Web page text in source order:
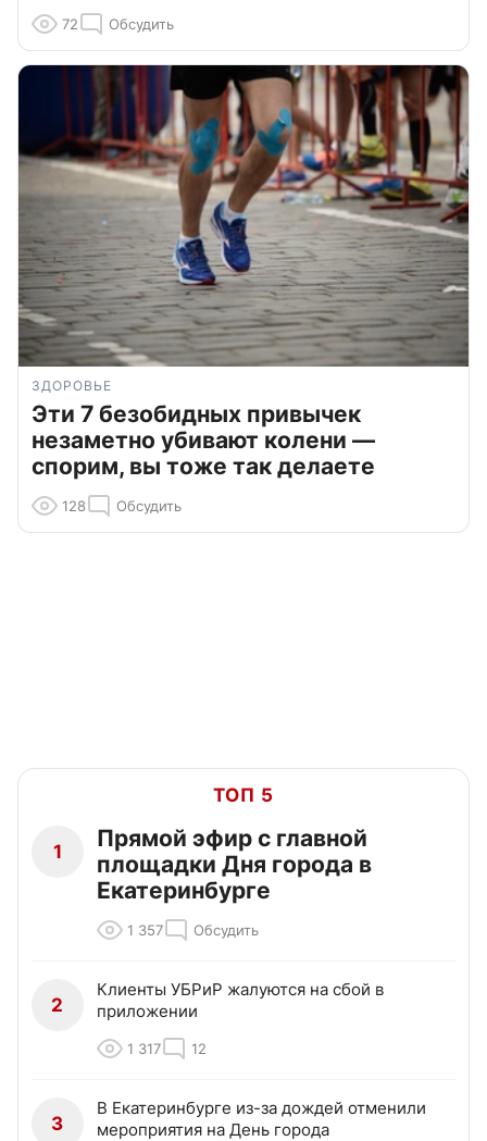
72 Обсудить
ЗДОРОВЬЕ
Эти 7 безобидных привычек
незаметно убивают колени —
спорим, вы тоже так делаете
128 Обсудить
ТОП 5
1
Прямой эфир с главной
площадки Дня города в
Екатеринбурге
1 357 Обсудить
2
Клиенты УБРиР жалуются на сбой в
приложении
1 317 12
3
В Екатеринбурге из-за дождей отменили
мероприятия на День города